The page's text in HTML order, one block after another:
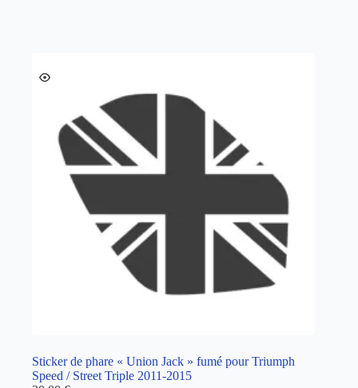
Sticker de phare « Union Jack » fumé pour Triumph
Speed / Street Triple 2011-2015